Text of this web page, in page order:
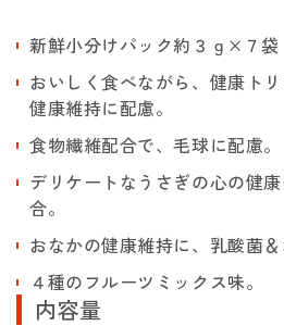
新鮮小分けパック約３ｇ×７袋
おいしく食べながら、健康ト
健康維持に配慮。
食物繊維配合で、毛球に配慮。
デリケートなうさぎの心の健
合。
おなかの健康維持に、乳酸菌＆
４種のフルーツミックス味。
内容量